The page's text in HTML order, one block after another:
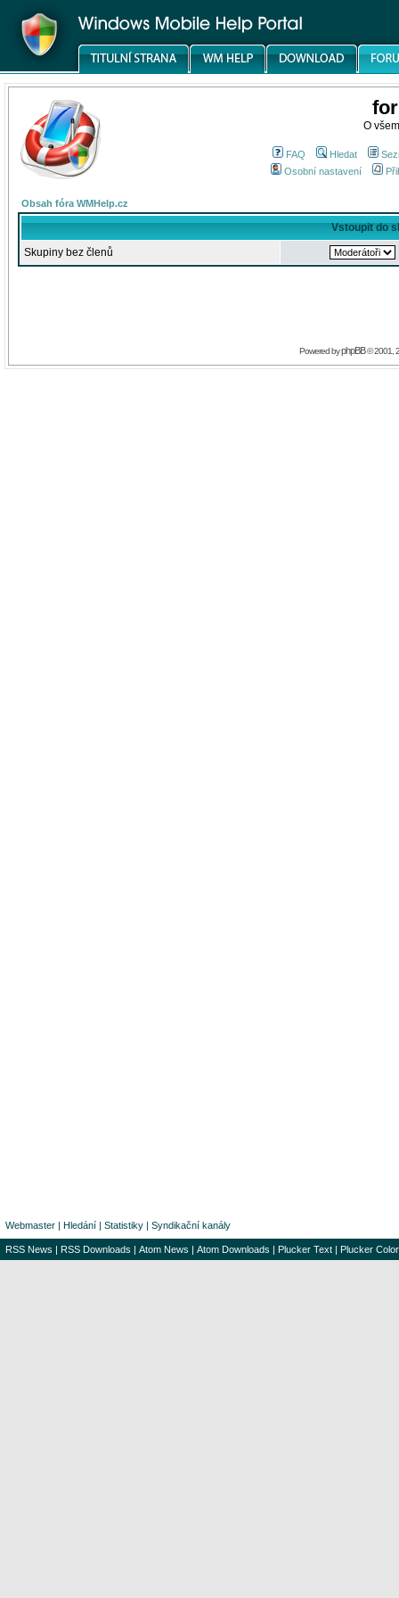
O
FAQ Hledat
Osobní nastavení
Obsah fóra WMHelp.cz
Vstoupit do
Skupiny bez členů
Powered byphpBB© 2001,
Webmaster | Hledání | Statistiky | Syndikační kanály
RSS News | RSS Downloads | Atom News | Atom Downloads | Plucker Text | Plucker Color